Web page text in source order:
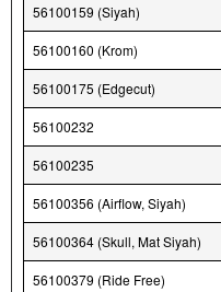
56100159 (Siyah)
56100160 (Krom)
56100175 (Edgecut)
56100232
56100235
56100356 (Airflow, Siyah)
56100364 (Skull, Mat Siyah)
56100379 (Ride Free)